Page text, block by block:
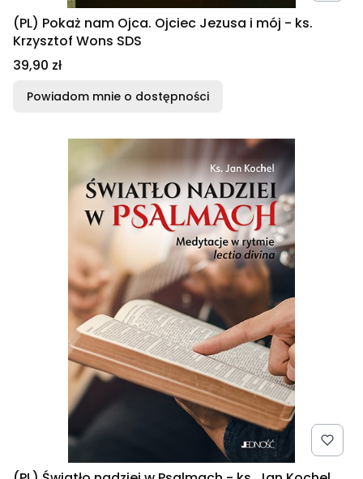
(PL) Pokaż nam Ojca. Ojciec Jezusa i mój - ks.
Krzysztof Wons SDS
Cena
39,90 zł
Powiadom mnie o dostępności